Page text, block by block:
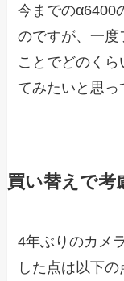
今までのα6400
のですが、一度
ことでどのく
てみたいと思っ
買い替えで考
4年ぶりのカメ
した点は以下の